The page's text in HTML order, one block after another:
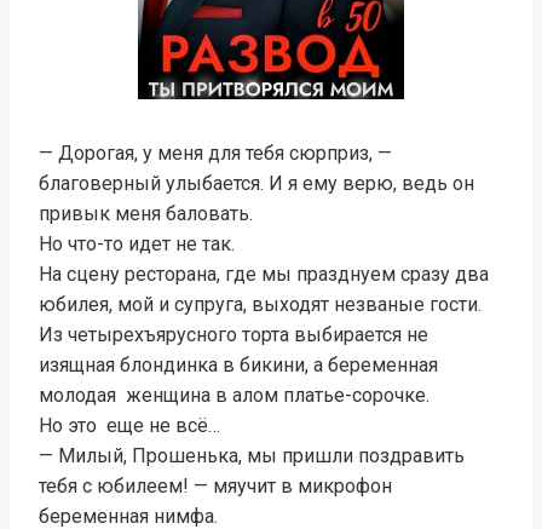
— Дорогая, у меня для тебя сюрприз, —
благоверный улыбается. И я ему верю, ведь он
привык меня баловать.
Но что-то идет не так.
На сцену ресторана, где мы празднуем сразу два
юбилея, мой и супруга, выходят незваные гости.
Из четырехъярусного торта выбирается не
изящная блондинка в бикини, а беременная
молодая женщина в алом платье-сорочке.
Но это еще не всё…
— Милый, Прошенька, мы пришли поздравить
тебя с юбилеем! — мяучит в микрофон
беременная нимфа.